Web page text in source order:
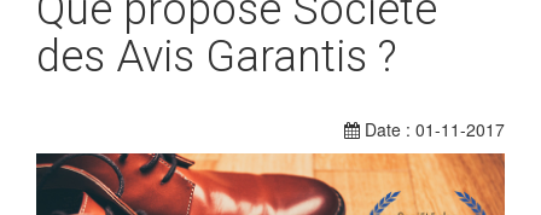
des Avis Garantis ?
Date : 01-11-2017